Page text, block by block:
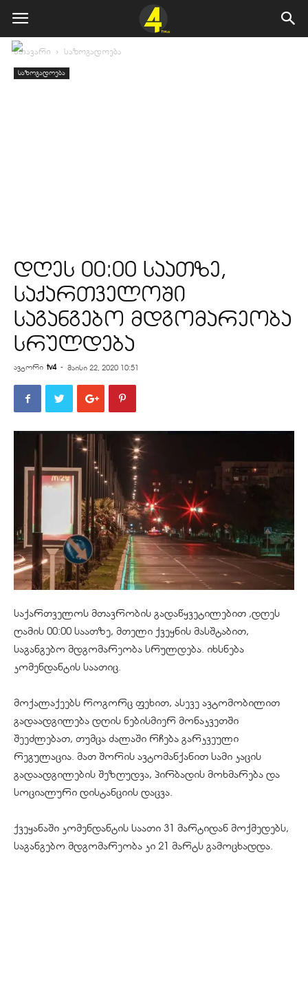
მთავარი საზოგადოება
საზოგადოება
დღეს 00:00 საათზე,
საქართველოში
საგანგებო მდგომარეობა
სრულდება
ავტორი tv4 - მაისი 22, 2020 10:51
საქართველოს მთავრობის გადაწყვეტილებით ,დღეს
ღამის 00:00 საათზე, მთელი ქვეყნის მასშტაბით,
საგანგებო მდგომარეობა სრულდება. იხსნება
კომენდანტის საათიც.
მოქალაქეებს როგორც ფეხით, ასევე ავტომობილით
გადაადგილება დღის ნებისმიერ მონაკვეთში
შეეძლებათ, თუმცა ძალაში რჩება გარკვეული
რეგულაცია. მათ შორის ავტომანქანით სამი კაცის
გადაადგილების შეზღუდვა, პირბადის მოხმარება და
სოციალური დისტანციის დაცვა.
ქვეყანაში კომენდანტის საათი 31 მარტიდან მოქმედებს,
საგანგებო მდგომარეობა კი 21 მარტს გამოცხადდა.